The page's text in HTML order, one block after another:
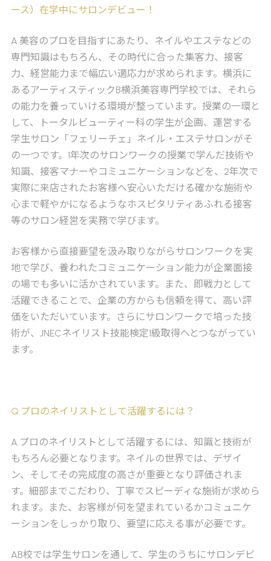
ース）在学中にサロンデビュー！
A.美容のプロを目指すにあたり、ネイルやエステなどの
専門知識はもちろん、その時代に合った集客力、接客
力、経営能力まで幅広い適応力が求められます。横浜に
あるアーティスティックB横浜美容専門学校では、それら
の能力を養っていける環境が整っています。授業の一環と
して、トータルビューティー科の学生が企画、運営する
学生サロン「フェリーチェ」ネイル・エステサロンがそ
の一つです。1年次のサロンワークの授業で学んだ技術や
知識、接客マナーやコミュニケーションなどを、2年次で
実際に来店されたお客様へ安心いただける確かな施術や
心まで軽やかになるようなホスピタリティあふれる接客
等のサロン経営を実務で学びます。
お客様から直接要望を汲み取りながらサロンワークを実
地で学び、養われたコミュニケーション能力が企業面接
の場でも多いに活かされています。また、即戦力として
活躍できることで、企業の方からも信頼を得て、高い評
価をいただいています。さらにサロンワークで培った技
術が、JNECネイリスト技能検定1級取得へとつながってい
ます。
Q.プロのネイリストとして活躍するには？
A.プロのネイリストとして活躍するには、知識と技術が
もちろん必要となります。ネイルの世界では、デザイ
ン、そしてその完成度の高さが重要となり評価されま
す。細部までこだわり、丁寧でスピーディな施術が求めら
れます。また、お客様が何を望まれているかコミュニケ
ーションをしっかり取り、要望に応える事が必要です。
AB校では学生サロンを通して、学生のうちにサロンデビ